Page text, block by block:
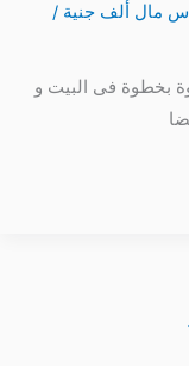
ألف جنية/
فى البيت و